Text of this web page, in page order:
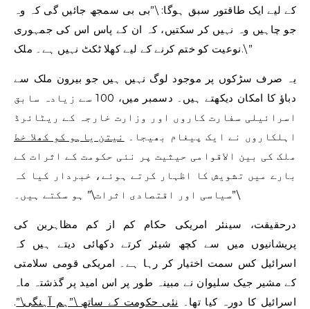
کے لیے ایک طاقتور سبق ہوگا: \”بی بی سمجھ جائیں گی کہ وہ
جو چاہیں وہ نہیں کر سکتیں، کہ ان کے پاس اس کی جمہوری
نوعیت کو ختم کرنے کے لیے کھلا ٹکٹ نہیں ہے۔ ملک.\”
یہ صرف سڑکوں پر موجود لوگ نہیں ہیں جو بیرون ملک سے
دباؤ کا امکان دیکھتے ہیں۔ دسمبر میں، 100 سے زیادہ سابق
اسرائیلی سفارت کاروں اور وزارت خارجہ کے ریٹائرڈ
اہلکاروں نے ایک پیغام بھیجا۔
نیتن یاہو کو کھلا خط
ملک کی بین الاقوامی حیثیت پر نئی حکومت کے اثرات کے
بارے میں تشویش کا اظہار کرتے ہوئے، خبردار کیا کہ
\”سیاسی اور اقتصادی اثرات\” ہو سکتے ہیں۔
درحقیقت، سینئر امریکی حکام کم از کم مظاہرین کی
پریشانیوں میں سے کچھ شیئر کرتے دکھائی دیتے ہیں کہ
اسرائیل کس سمت اختیار کر رہا ہے۔ امریکی قومی سلامتی
کے مشیر جیک سلیوان نے مبینہ طور پر اس امید پر گذشتہ ماہ
اسرائیل کا دورہ کیا تھا۔ نئی حکومت کے ساتھ \”ہم آہنگی\”.